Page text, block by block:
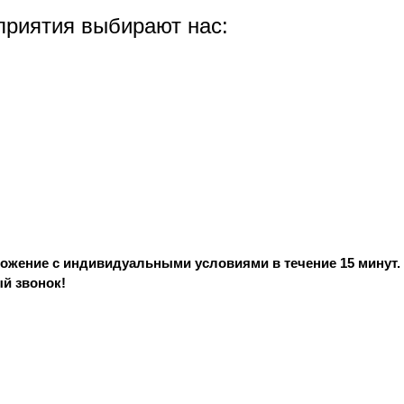
выбирают нас:
с индивидуальными условиями в течение 15 минут.
звонок!